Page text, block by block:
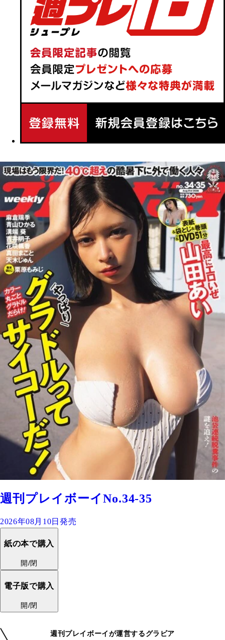
週刊プレイボーイNo.34-35
2026年08月10日発売
紙の本で購入
開/閉
電子版で購入
開/閉
週刊プレイボーイが運営するグラビア